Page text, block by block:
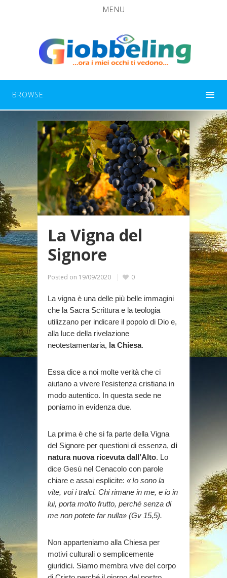
MENU
BROWSE
La Vigna del
Signore
Posted on 19/09/2020 0
La vigna è una delle più belle immagini
che la Sacra Scrittura e la teologia
utilizzano per indicare il popolo di Dio e,
alla luce della rivelazione
neotestamentaria, la Chiesa.
Essa dice a noi molte verità che ci
aiutano a vivere l’esistenza cristiana in
modo autentico. In questa sede ne
poniamo in evidenza due.
La prima è che si fa parte della Vigna
del Signore per questioni di essenza, di
natura nuova ricevuta dall’Alto. Lo
dice Gesù nel Cenacolo con parole
chiare e assai esplicite: «Io sono la
vite, voi i tralci. Chi rimane in me, e io in
lui, porta molto frutto, perché senza di
me non potete far nulla» (Gv 15,5).
Non apparteniamo alla Chiesa per
motivi culturali o semplicemente
giuridici. Siamo membra vive del corpo